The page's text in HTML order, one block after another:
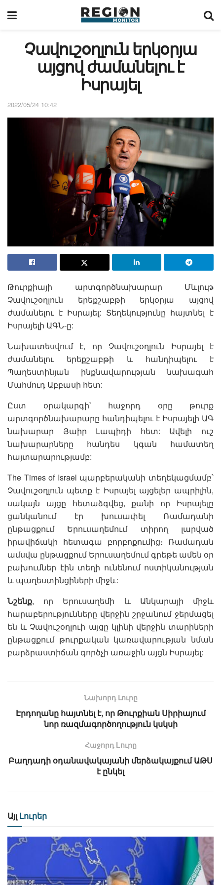
Չավուշօղլուն երկօրյա
այցով ժամանելու է
Իսրայել
2022/05/24 10:42
Թուրքիայի արտգործնախարար Մևլութ
Չավուշօղլուն երեքշաբթի երկօրյա այցով
ժամանելու է Իսրայել: Տեղեկությունը հայտնել է
Իսրայելի ԱԳՆ-ը:
Նախատեսվում է, որ Չավուշօղլուն Իսրայել է
ժամանելու երեքշաբթի և հանդիպելու է
Պաղեստինյան ինքնավարության նախագահ
Մահմուդ Աբբասի հետ:
Ըստ օրակարգի՝ հաջորդ օրը թուրք
արտգործնախարարը հանդիպելու է Իսրայելի ԱԳ
նախարար Յաիր Լապիդի հետ: Ավելի ուշ
նախարարները հանդես կգան համատեղ
հայտարարությամբ:
The Times of Israel պարբերականի տեղեկացմամբ՝
Չավուշօղլուն պետք է Իսրայել այցելեր ապրիլին,
սակայն այցը հետաձգվեց, քանի որ Իսրայելը
ցանկանում էր խուսափել Ռամադանի
ընթացքում Երուսաղեմում տիրող լարված
իրավիճակի հետագա բորբոքումից։ Ռամադան
ամսվա ընթացքում Երուսաղեմում գրեթե ամեն օր
բախումներ էին տեղի ունենում ոստիկանության
և պաղեստինցիների միջև:
Նշենք, որ Երուսաղեմի և Անկարայի միջև
հարաբերությունները վերջին շրջանում ջերմացել
են և Չավուշօղլուի այցը կլինի վերջին տարիների
ընթացքում թուրքական կառավարության նման
բարձրաստիճան գործչի առաջին այցն Իսրայել:
Նախորդ Լուրը
Էրդողանը հայտնել է, որ Թուրքիան Սիրիայում
նոր ռազմագործողություն կսկսի
Հաջորդ Lուրը
Բաղդադի օդանավակայանի մերձակայքում ԱԹՍ
է ընկել
Այլ Լուրեր